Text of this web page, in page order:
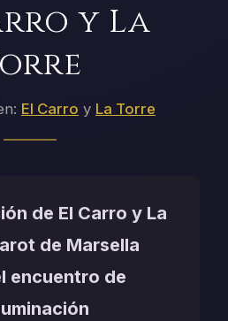
y La
El Carro y La Torre
de El Carro y La
de Marsella
encuentro de